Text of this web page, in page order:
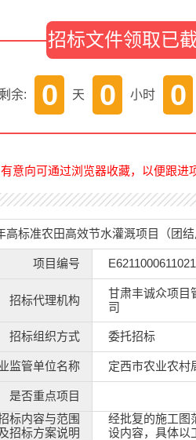
招标文件领取已
剩余: 0 天 0 小时 0
意向可通过浏览器收藏，以便跟进
高标准农田高效节水灌溉项目（团
项目编号
招标代理机构
甘肃丰诚众项目
司
招标组织方式 委托招标
监管单位名称 定西市农业农村
是否重点项目
标内容与范围
招标方案说明
经批复的施工图
设内容，具体以